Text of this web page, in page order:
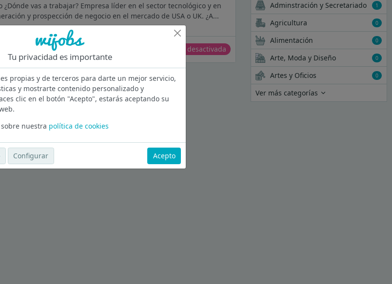
vas a trabajar? Empresa líder en el sector tecnológico y en
y prospección de negocio en el mercado de USA o UK. ¿A...
Oferta desactivada
Adminstración y Secretariado 1
Agricultura 0
Alimentación 0
Arte, Moda y Diseño 0
Artes y Oficios 0
Ver más categorías
Tu privacidad es importante
propias y de terceros para darte un mejor servicio,
y mostrarte contenido personalizado y
clic en el botón "Acepto", estarás aceptando su
nuestra política de cookies
Configurar Acepto